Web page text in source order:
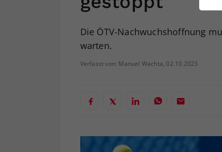
Die ÖTV-Nachwuchshoffnung
warten.
Verfasst von: Manuel Wachta, 02.10.2023